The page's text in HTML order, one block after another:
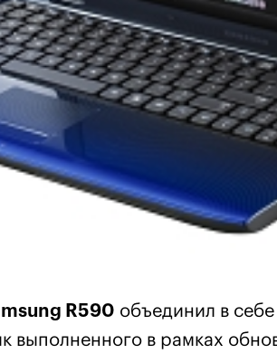
R590 объединил в
выполненного в рамках